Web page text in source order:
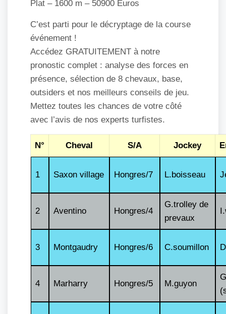
Plat – 1600 m – 50900 Euros
C’est parti pour le décryptage de la course
événement !
Accédez GRATUITEMENT à notre
pronostic complet : analyse des forces en
présence, sélection de 8 chevaux, base,
outsiders et nos meilleurs conseils de jeu.
Mettez toutes les chances de votre côté
avec l’avis de nos experts turfistes.
N° Cheval S/A Jockey
1 Saxon village Hongres/7 L.boisseau
2 Aventino Hongres/4
G.trolley de
prevaux
3 Montgaudry Hongres/6 C.soumillon
4 Marharry Hongres/5 M.guyon